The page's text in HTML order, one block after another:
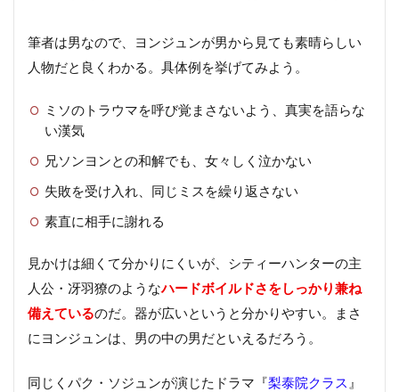
筆者は男なので、ヨンジュンが男から見ても素晴らしい
人物だと良くわかる。具体例を挙げてみよう。
ミソのトラウマを呼び覚まさないよう、真実を語らな
い漢気
兄ソンヨンとの和解でも、女々しく泣かない
失敗を受け入れ、同じミスを繰り返さない
素直に相手に謝れる
見かけは細くて分かりにくいが、シティーハンターの主
人公・冴羽獠のようなハードボイルドさをしっかり兼ね
備えているのだ。器が広いというと分かりやすい。まさ
にヨンジュンは、男の中の男だといえるだろう。
同じくパク・ソジュンが演じたドラマ『 梨泰院クラス 』